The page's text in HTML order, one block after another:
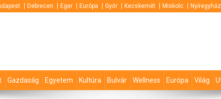
Debrecen Eger Európa Győr Kecskemét Miskolc
Gazdaság Egyetem Kultúra Bulvár Wellness Európa Világ